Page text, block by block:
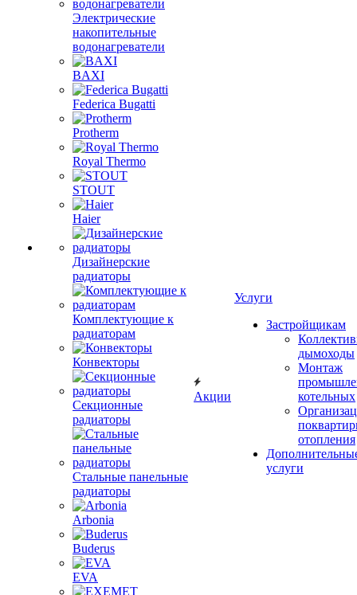
Электрические
накопительные
водонагреватели
BAXI
Federica Bugatti
Protherm
Royal Thermo
STOUT
Haier
Дизайнерские
радиаторы
Комплектующие к
радиаторам
Конвекторы
Секционные
радиаторы
Стальные панельные
радиаторы
Arbonia
Buderus
EVA
Акции
Услуги
Застройщикам
дымоходы
Монтаж
котельных
отопления
услуги